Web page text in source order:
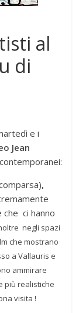
al
di
e i
Jean
,
che ci hanno
negli spazi
che mostrano
a Vallauris e
ammirare
più realistiche
visita !